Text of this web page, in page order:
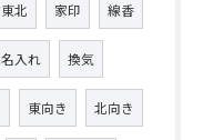
東北 家印 線香
名入れ 換気
東向き 北向き